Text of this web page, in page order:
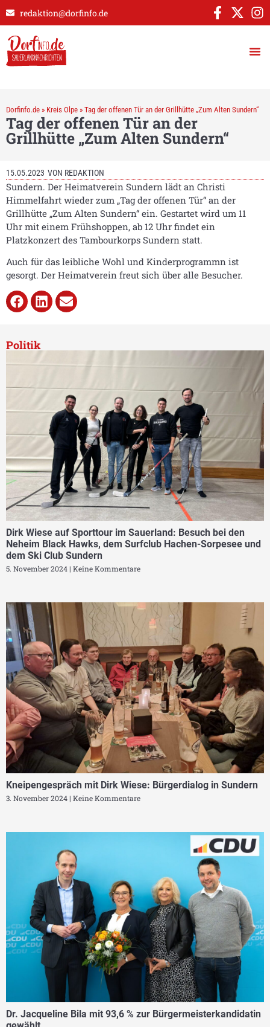
redaktion@dorfinfo.de
Dorfinfo.de » Kreis Olpe » Tag der offenen Tür an der Grillhütte „Zum Alten Sundern“
Tag der offenen Tür an der
Grillhütte „Zum Alten Sundern“
15.05.2023 VON REDAKTION
Sundern. Der Heimatverein Sundern lädt an Christi
Himmelfahrt wieder zum „Tag der offenen Tür“ an der
Grillhütte „Zum Alten Sundern“ ein. Gestartet wird um 11
Uhr mit einem Frühshoppen, ab 12 Uhr findet ein
Platzkonzert des Tambourkorps Sundern statt.
Auch für das leibliche Wohl und Kinderprogrammn ist
gesorgt. Der Heimatverein freut sich über alle Besucher.
Politik
Dirk Wiese auf Sporttour im Sauerland: Besuch bei den
Neheim Black Hawks, dem Surfclub Hachen-Sorpesee und
dem Ski Club Sundern
5. November 2024 Keine Kommentare
Kneipengespräch mit Dirk Wiese: Bürgerdialog in Sundern
3. November 2024 Keine Kommentare
Dr. Jacqueline Bila mit 93,6 % zur Bürgermeisterkandidatin